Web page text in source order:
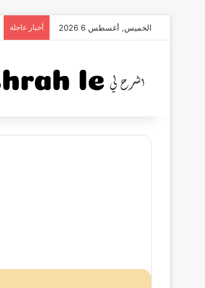
الخميس, أغسطس 6 2026 أخبار عاجلة